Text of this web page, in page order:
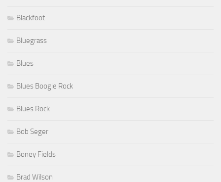
Blackfoot
Bluegrass
Blues
Blues Boogie Rock
Blues Rock
Bob Seger
Boney Fields
Brad Wilson